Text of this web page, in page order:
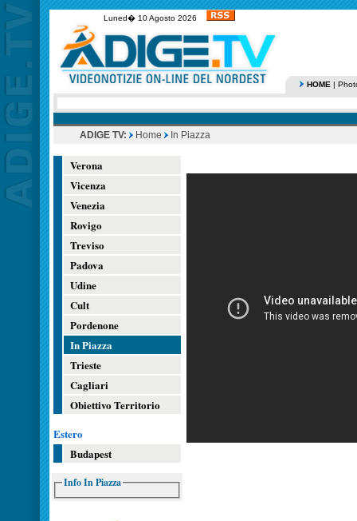
Luned� 10 Agosto 2026
HOME |
ADIGE TV: Home In Piazza
Verona
Vicenza
Venezia
Rovigo
Treviso
Padova
Udine
Cult
Pordenone
In Piazza
Trieste
Cagliari
Obiettivo Territorio
Estero
Budapest
Info In Piazza